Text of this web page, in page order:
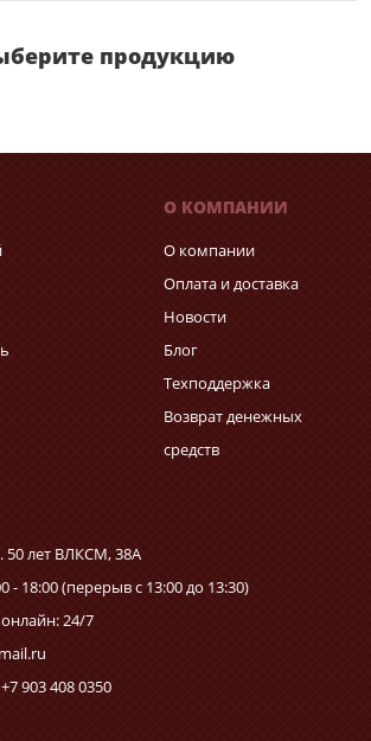
продукцию
О КОМПАНИИ
О компании
Оплата и доставка
Новости
Блог
Техподдержка
Возврат денежных
средств
50 лет ВЛКСМ, 38А
- 18:00 (перерыв с 13:00 до 13:30)
24/7
903 408 0350